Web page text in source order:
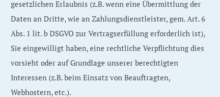
gesetzlichen Erlaubnis (z.B. wenn eine Übermittlung der
Daten an Dritte, wie an Zahlungsdienstleister, gem. Art. 6
Abs. 1 lit. b DSGVO zur Vertragserfüllung erforderlich ist),
Sie eingewilligt haben, eine rechtliche Verpflichtung dies
vorsieht oder auf Grundlage unserer berechtigten
Interessen (z.B. beim Einsatz von Beauftragten,
Webhostern, etc.).